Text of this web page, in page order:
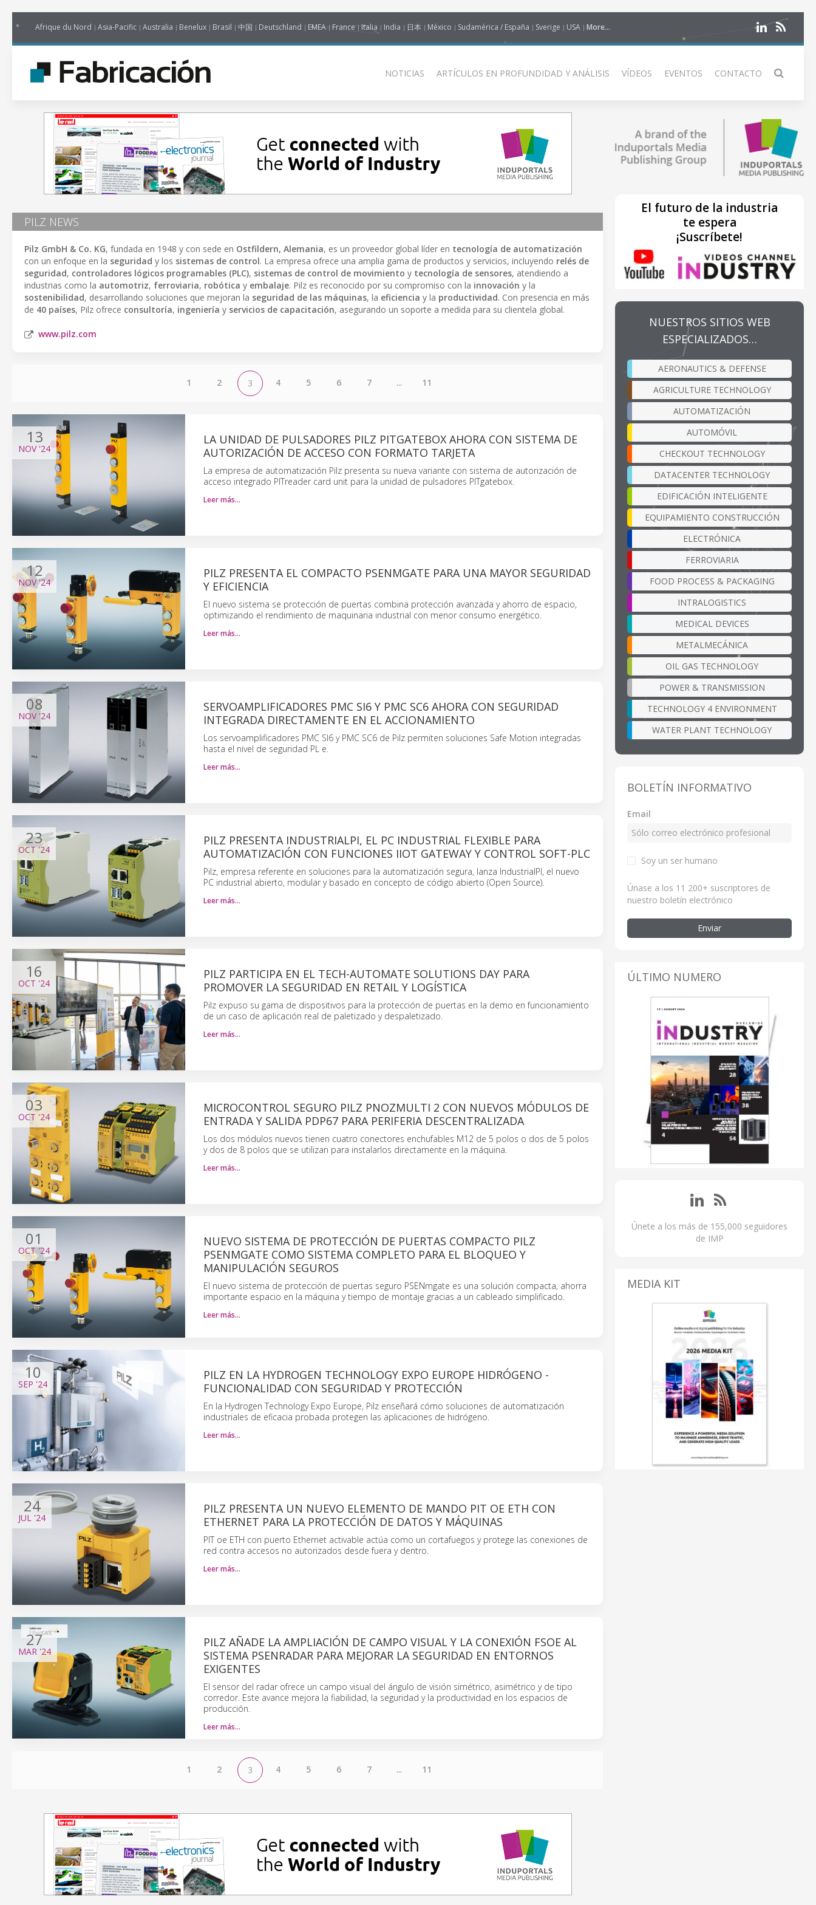
Afrique du Nord Asia-Pacific Australia Benelux Brasil 中国 Deutschland EMEA France Italia India 日本 México Sudamérica / España Sverige USA More...
NOTICIAS ARTÍCULOS EN PROFUNDIDAD Y ANÁLISIS VÍDEOS EVENTOS CONTACTO
PILZ NEWS
Pilz GmbH & Co. KG, fundada en 1948 y con sede en Ostfildern, Alemania, es un proveedor global líder en tecnología de automatización
con un enfoque en la seguridad y los sistemas de control. La empresa ofrece una amplia gama de productos y servicios, incluyendo relés de
seguridad, controladores lógicos programables (PLC), sistemas de control de movimiento y tecnología de sensores, atendiendo a
industrias como la automotriz, ferroviaria, robótica y embalaje. Pilz es reconocido por su compromiso con la innovación y la
sostenibilidad, desarrollando soluciones que mejoran la seguridad de las máquinas, la eficiencia y la productividad. Con presencia en más
de 40 países, Pilz ofrece consultoría, ingeniería y servicios de capacitación, asegurando un soporte a medida para su clientela global.
www.pilz.com
1 2 3 4 5 6 7 ... 11
13
NOV'24
LA UNIDAD DE PULSADORES PILZ PITGATEBOX AHORA CON SISTEMA DE
AUTORIZACIÓN DE ACCESO CON FORMATO TARJETA
La empresa de automatización Pilz presenta su nueva variante con sistema de autorización de
acceso integrado PITreader card unit para la unidad de pulsadores PITgatebox.
Leer más…
12
NOV'24
PILZ PRESENTA EL COMPACTO PSENMGATE PARA UNA MAYOR SEGURIDAD
Y EFICIENCIA
El nuevo sistema se protección de puertas combina protección avanzada y ahorro de espacio,
optimizando el rendimiento de maquinaria industrial con menor consumo energético.
Leer más…
08
NOV'24
SERVOAMPLIFICADORES PMC SI6 Y PMC SC6 AHORA CON SEGURIDAD
INTEGRADA DIRECTAMENTE EN EL ACCIONAMIENTO
Los servoamplificadores PMC SI6 y PMC SC6 de Pilz permiten soluciones Safe Motion integradas
hasta el nivel de seguridad PL e.
Leer más…
23
OCT'24
PILZ PRESENTA INDUSTRIALPI, EL PC INDUSTRIAL FLEXIBLE PARA
AUTOMATIZACIÓN CON FUNCIONES IIOT GATEWAY Y CONTROL SOFT-PLC
Pilz, empresa referente en soluciones para la automatización segura, lanza IndustrialPI, el nuevo
PC industrial abierto, modular y basado en concepto de código abierto (Open Source).
Leer más…
16
OCT '24
PILZ PARTICIPA EN EL TECH-AUTOMATE SOLUTIONS DAY PARA
PROMOVER LA SEGURIDAD EN RETAIL Y LOGÍSTICA
Pilz expuso su gama de dispositivos para la protección de puertas en la demo en funcionamiento
de un caso de aplicación real de paletizado y despaletizado.
Leer más…
03
OCT '24
MICROCONTROL SEGURO PILZ PNOZMULTI 2 CON NUEVOS MÓDULOS DE
ENTRADA Y SALIDA PDP67 PARA PERIFERIA DESCENTRALIZADA
Los dos módulos nuevos tienen cuatro conectores enchufables M12 de 5 polos o dos de 5 polos
y dos de 8 polos que se utilizan para instalarlos directamente en la máquina.
Leer más…
01
OCT'24
NUEVO SISTEMA DE PROTECCIÓN DE PUERTAS COMPACTO PILZ
PSENMGATE COMO SISTEMA COMPLETO PARA EL BLOQUEO Y
MANIPULACIÓN SEGUROS
El nuevo sistema de protección de puertas seguro PSENmgate es una solución compacta, ahorra
importante espacio en la máquina y tiempo de montaje gracias a un cableado simplificado.
Leer más…
10
SEP '24
PILZ EN LA HYDROGEN TECHNOLOGY EXPO EUROPE HIDRÓGENO -
FUNCIONALIDAD CON SEGURIDAD Y PROTECCIÓN
En la Hydrogen Technology Expo Europe, Pilz enseñará cómo soluciones de automatización
industriales de eficacia probada protegen las aplicaciones de hidrógeno.
Leer más…
24
JUL '24
PILZ PRESENTA UN NUEVO ELEMENTO DE MANDO PIT OE ETH CON
ETHERNET PARA LA PROTECCIÓN DE DATOS Y MÁQUINAS
PIT oe ETH con puerto Ethernet activable actúa como un cortafuegos y protege las conexiones de
red contra accesos no autorizados desde fuera y dentro.
Leer más…
27
MAR '24
PILZ AÑADE LA AMPLIACIÓN DE CAMPO VISUAL Y LA CONEXIÓN FSOE AL
SISTEMA PSENRADAR PARA MEJORAR LA SEGURIDAD EN ENTORNOS
EXIGENTES
El sensor del radar ofrece un campo visual del ángulo de visión simétrico, asimétrico y de tipo
corredor. Este avance mejora la fiabilidad, la seguridad y la productividad en los espacios de
producción.
Leer más…
1 2 3 4 5 6 7 ... 11
El futuro de la industria
te espera
¡Suscríbete!
NUESTROS SITIOS WEB
ESPECIALIZADOS…
AERONAUTICS & DEFENSE
AGRICULTURE TECHNOLOGY
AUTOMATIZACIÓN
AUTOMÓVIL
CHECKOUT TECHNOLOGY
DATACENTER TECHNOLOGY
EDIFICACIÓN INTELIGENTE
EQUIPAMIENTO CONSTRUCCIÓN
ELECTRÓNICA
FERROVIARIA
FOOD PROCESS & PACKAGING
INTRALOGISTICS
MEDICAL DEVICES
METALMECÁNICA
OIL GAS TECHNOLOGY
POWER & TRANSMISSION
TECHNOLOGY 4 ENVIRONMENT
WATER PLANT TECHNOLOGY
BOLETÍN INFORMATIVO
Email
Soy un ser humano
Únase a los 11 200+ suscriptores de
nuestro boletín electrónico
Enviar
ÚLTIMO NUMERO
Únete a los más de 155,000 seguidores
de IMP
MEDIA KIT